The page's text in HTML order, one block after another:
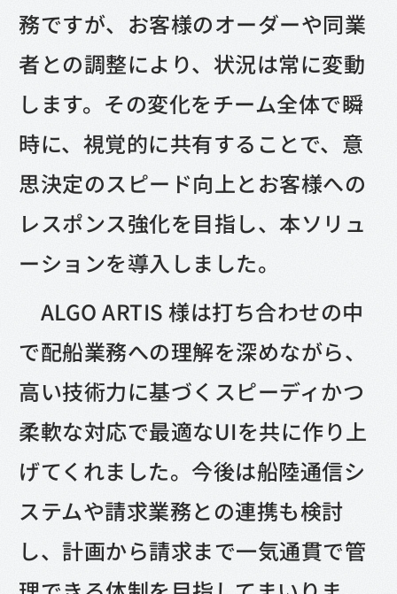
務ですが、お客様のオーダーや同業
者との調整により、状況は常に変動
します。その変化をチーム全体で瞬
時に、視覚的に共有することで、意
思決定のスピード向上とお客様への
レスポンス強化を目指し、本ソリュ
ーションを導入しました。
ALGO ARTIS 様は打ち合わせの中
で配船業務への理解を深めながら、
高い技術力に基づくスピーディかつ
柔軟な対応で最適なUIを共に作り上
げてくれました。今後は船陸通信シ
ステムや請求業務との連携も検討
し、計画から請求まで一気通貫で管